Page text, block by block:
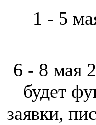
1 - 5
6 - 8 мая
будет
заявки,